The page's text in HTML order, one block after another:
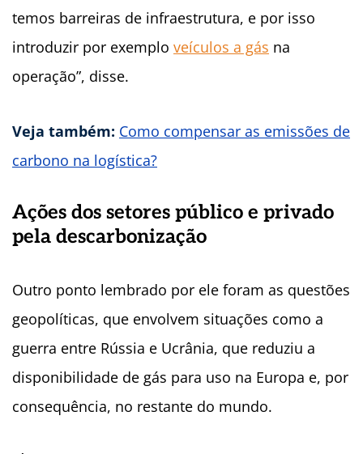
temos barreiras de infraestrutura, e por isso
introduzir por exemplo veículos a gás na
operação”, disse.
Veja também: Como compensar as emissões de
carbono na logística?
Ações dos setores público e privado
pela descarbonização
Outro ponto lembrado por ele foram as questões
geopolíticas, que envolvem situações como a
guerra entre Rússia e Ucrânia, que reduziu a
disponibilidade de gás para uso na Europa e, por
consequência, no restante do mundo.